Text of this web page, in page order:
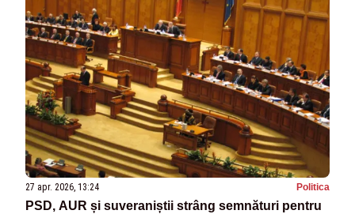
27 apr. 2026, 13:24 Politica
PSD, AUR și suveraniștii strâng semnături pentru